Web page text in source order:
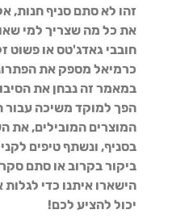
זהו לא סתם סניף חנות,
את כל מה שצריך למי
כרמיאל מספק את
הפך למוקד משיכה עבור
המוצרים המובילים, את
בסניף, ונשתף טיפים
ביקור בקרוב או סתם
יכול להציע לכם!